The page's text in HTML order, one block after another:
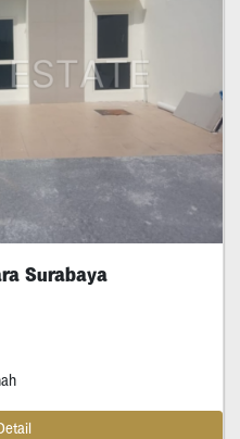
Surabaya